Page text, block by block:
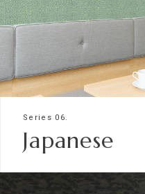
Series 06.
Japanese